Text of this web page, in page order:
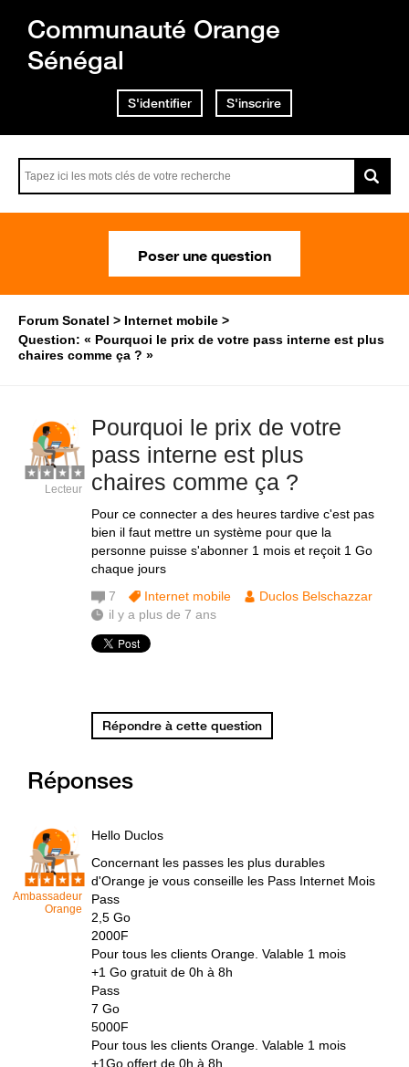
Communauté Orange
Sénégal
S'identifier S'inscrire
Poser une question
Forum Sonatel
Internet mobile
Question: « Pourquoi le prix de votre pass interne est plus
chaires comme ça ? »
Pourquoi le prix de votre
pass interne est plus
chaires comme ça ?
Pour ce connecter a des heures tardive c'est pas
bien il faut mettre un système pour que la
personne puisse s'abonner 1 mois et reçoit 1 Go
chaque jours
Lecteur
7 Internet mobile
Duclos Belschazzar
il y a plus de 7 ans
Répondre à cette question
Réponses
Ambassadeur
Orange
Hello Duclos
Concernant les passes les plus durables
d'Orange je vous conseille les Pass Internet Mois
Pass
2,5 Go
2000F
Pour tous les clients Orange. Valable 1 mois
+1 Go gratuit de 0h à 8h
Pass
7 Go
5000F
Pour tous les clients Orange. Valable 1 mois
+1Go offert de 0h à 8h